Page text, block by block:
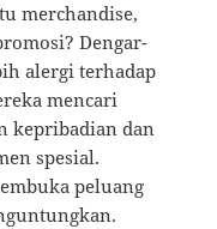
merchandise,
Dengar-
alergi terhadap
mencari
kepribadian dan
spesial.
peluang